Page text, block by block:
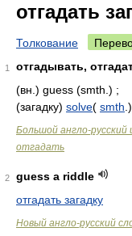
отгадать
Толкование
1
отгадывать,
(вн.) guess (smth.) ;
(загадку) solve( smth .).
Большой англо-русский
отгадать
2
guess a riddle
отгадать загадку
Новый англо-русский